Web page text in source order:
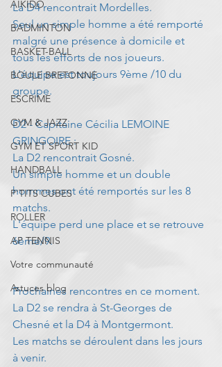
AIKIDO
BADMINTON
BASKET-BALL
BOULE BRETONNE
ESCRIME
GYM & JAZZ
GYM ET SPORT KID
HANDBALL
P'TITS CUBES
ROLLER
AP TENNIS
Votre communauté
Astuces blog
La D4 rencontrait Mordelles.
Seul un simple homme a été remporté
malgré une présence à domicile et
tous les efforts de nos joueurs.
L'équipe est toujours 9ème /10 du
groupe.
D2 - Capitaine Cécilia LEMOINE
GRINGOIRE :
La D2 rencontrait Gosné.
Un simple homme et un double
hommes ont été remportés sur les 8
matchs.
L'équipe perd une place et se retrouve
6ème/9.
Prochaines rencontres en ce moment.
La D2 se rendra à St-Georges de
Chesné et la D4 à Montgermont.
Les matchs se déroulent dans les jours
à venir.